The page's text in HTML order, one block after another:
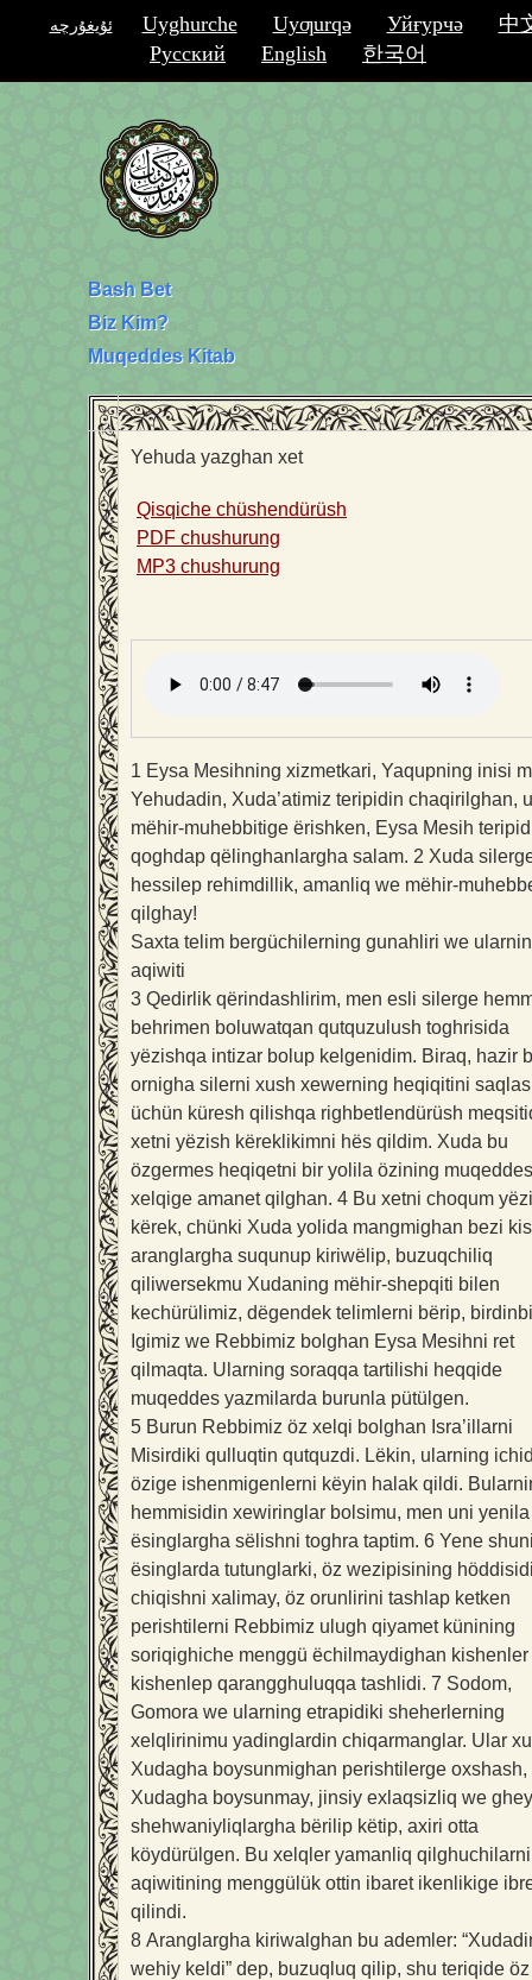
ئۇيغۇرچە Uyghurche Uyƣurqә Уйғурчә
中
Русский
English 한국어
Bash Bet
Biz Kim?
Muqeddes Kitab
Yehuda yazghan xet
Qisqiche chüshendürüsh
PDF chushurung
MP3 chushurung
1 Eysa Mesihning xizmetkari, Yaqupning inisi
Yehudadin, Xuda’atimiz teripidin chaqirilghan,
mëhir-muhebbitige ërishken, Eysa Mesih
qoghdap qëlinghanlargha salam. 2 Xuda
hessilep rehimdillik, amanliq we mëhir-
qilghay!
Saxta telim bergüchilerning gunahliri we
aqiwiti
3 Qedirlik qërindashlirim, men esli silerge
behrimen boluwatqan qutquzulush toghrisida
yëzishqa intizar bolup kelgenidim. Biraq, hazir
ornigha silerni xush xewerning heqiqitini
üchün küresh qilishqa righbetlendürüsh
xetni yëzish këreklikimni hës qildim. Xuda bu
özgermes heqiqetni bir yolila özining muqeddes
xelqige amanet qilghan. 4 Bu xetni choqum
kërek, chünki Xuda yolida mangmighan bezi
aranglargha suqunup kiriwëlip, buzuqchiliq
qiliwersekmu Xudaning mëhir-shepqiti bilen
kechürülimiz, dëgendek telimlerni bërip,
Igimiz we Rebbimiz bolghan Eysa Mesihni ret
qilmaqta. Ularning soraqqa tartilishi heqqide
muqeddes yazmilarda burunla pütülgen.
5 Burun Rebbimiz öz xelqi bolghan Isra’illarni
Misirdiki qulluqtin qutquzdi. Lëkin, ularning
özige ishenmigenlerni këyin halak qildi.
hemmisidin xewiringlar bolsimu, men uni yenila
ësinglargha sëlishni toghra taptim. 6 Yene
ësinglarda tutunglarki, öz wezipisining
chiqishni xalimay, öz orunlirini tashlap ketken
perishtilerni Rebbimiz ulugh qiyamet künining
soriqighiche menggü ëchilmaydighan
kishenlep qarangghuluqqa tashlidi. 7 Sodom,
Gomora we ularning etrapidiki sheherlerning
xelqlirinimu yadinglardin chiqarmanglar. Ular
Xudagha boysunmighan perishtilerge oxshash,
Xudagha boysunmay, jinsiy exlaqsizliq we
shehwaniyliqlargha bërilip këtip, axiri otta
köydürülgen. Bu xelqler yamanliq
aqiwitining menggülük ottin ibaret ikenlikige
qilindi.
8 Aranglargha kiriwalghan bu ademler:
wehiy keldi” dep, buzuqluq qilip, shu teriqide öz